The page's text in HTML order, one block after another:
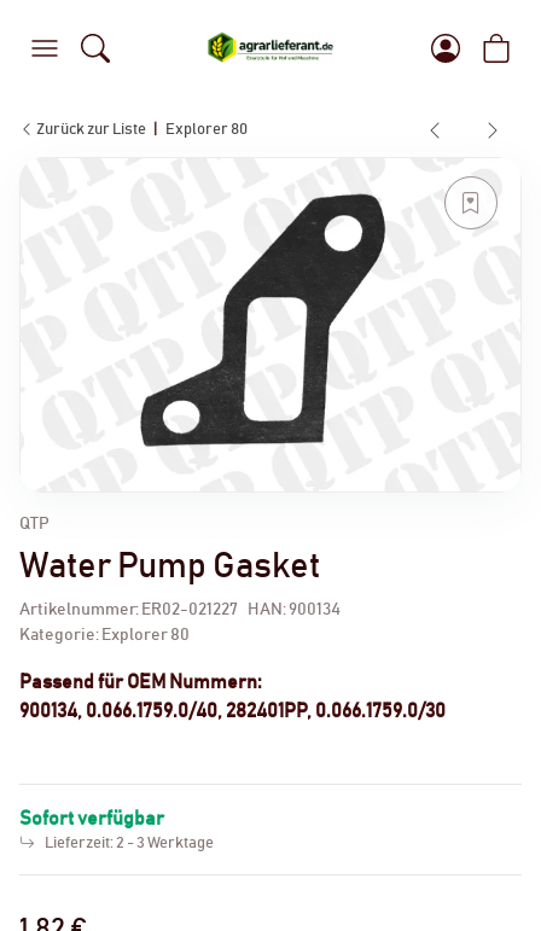
Zurück zur Liste Explorer 80
QTP
Water Pump Gasket
Artikelnummer: ER02-021227 HAN: 900134
Kategorie: Explorer 80
Passend für OEM Nummern:
900134, 0.066.1759.0/40, 282401PP, 0.066.1759.0/30
Sofort verfügbar
Lieferzeit: 2 - 3 Werktage